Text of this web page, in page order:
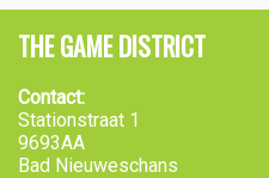
THE GAME DISTRICT
Contact:
Stationstraat 1
9693AA
Bad Nieuweschans